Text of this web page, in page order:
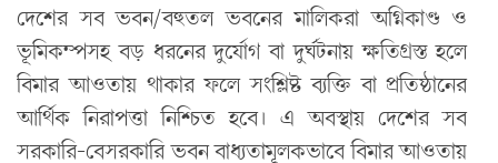
দেশের সব ভবন/বহুতল ভবনের মালিকরা অগ্নিকাণ্ড ও
ভূমিকম্পসহ বড় ধরনের দুর্যোগ বা দুর্ঘটনায় ক্ষতিগ্রস্ত হলে
বিমার আওতায় থাকার ফলে সংশ্লিষ্ট ব্যক্তি বা প্রতিষ্ঠানের
আর্থিক নিরাপত্তা নিশ্চিত হবে। এ অবস্থায় দেশের সব
সরকারি-বেসরকারি ভবন বাধ্যতামূলকভাবে বিমার আওতায়